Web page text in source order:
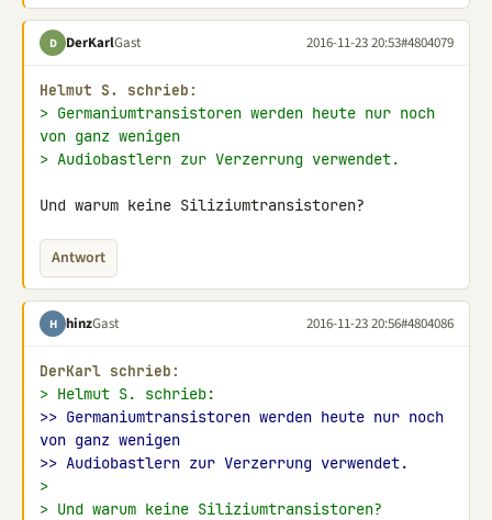
D DerKarlGast 2016-11-23 20:53#4804079
Helmut S. schrieb:
> Germaniumtransistoren werden heute nur noch
von ganz wenigen
> Audiobastlern zur Verzerrung verwendet.
Und warum keine Siliziumtransistoren?
Antwort
H hinzGast 2016-11-23 20:56#4804086
DerKarl schrieb:
> Helmut S. schrieb:
>> Germaniumtransistoren werden heute nur noch
von ganz wenigen
>> Audiobastlern zur Verzerrung verwendet.
>
> Und warum keine Siliziumtransistoren?